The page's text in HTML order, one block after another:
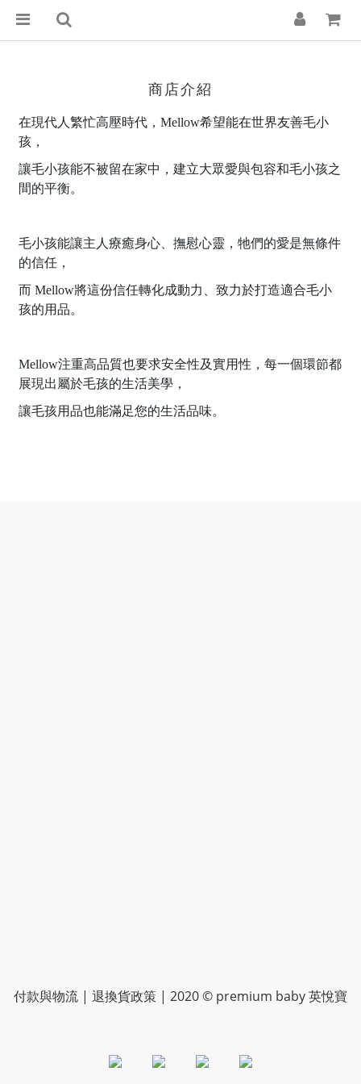
商店介紹
在現代人繁忙高壓時代， Mellow希望能在世界友善毛小
孩，
讓毛小孩能不被留在家中， 建立大眾愛與包容和毛小孩之
間的平衡。
毛小孩能讓主人療癒身心、撫慰心靈， 牠們的愛是無條件
的信任，
而 Mellow將這份信任轉化成動力
致力於打造適合毛小
孩的用品。
Mellow注重高品質也要求安全性及實用性， 每一個環節都
展現出屬於毛孩的生活美學，
讓毛孩用品也能滿足您的生活品味。
付款與物流 | 退換貨政策 | 2020 © premium baby 英悅寶